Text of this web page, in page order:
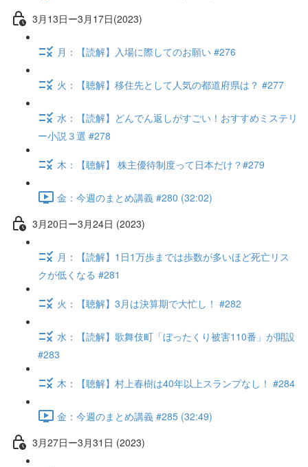
3月13日ー3月17日(2023)
月：【読解】入場に際してのお願い #276
火：【聴解】移住先として人気の都道府県は？ #277
水：【読解】どんでん返しがすごい！おすすめミステリ
ー小説３選 #278
木：【聴解】 株主優待制度って日本だけ？#279
金：今週のまとめ講義 #280 (32:02)
3月20日ー3月24日 (2023)
月：【読解】1日1万歩までは歩数が多いほど死亡リス
クが低くなる #281
火：【聴解】3月は決算期で大忙し！ #282
水：【読解】歌舞伎町「ぼったくり被害110番」が開設
#283
木：【聴解】村上春樹は40年以上スランプなし！ #284
金：今週のまとめ講義 #285 (32:49)
3月27日ー3月31日 (2023)